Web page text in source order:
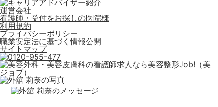
運営会社
看護師・受付をお探しの医院様
利用規約
プライバシーポリシー
職業安定法に基づく情報公開
サイトマップ